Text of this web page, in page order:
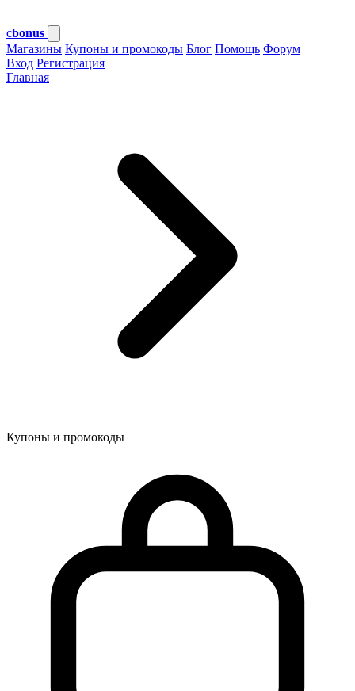
cbonus
Магазины Купоны и промокоды Блог Помощь Форум
Вход Регистрация
Главная
Купоны и промокоды